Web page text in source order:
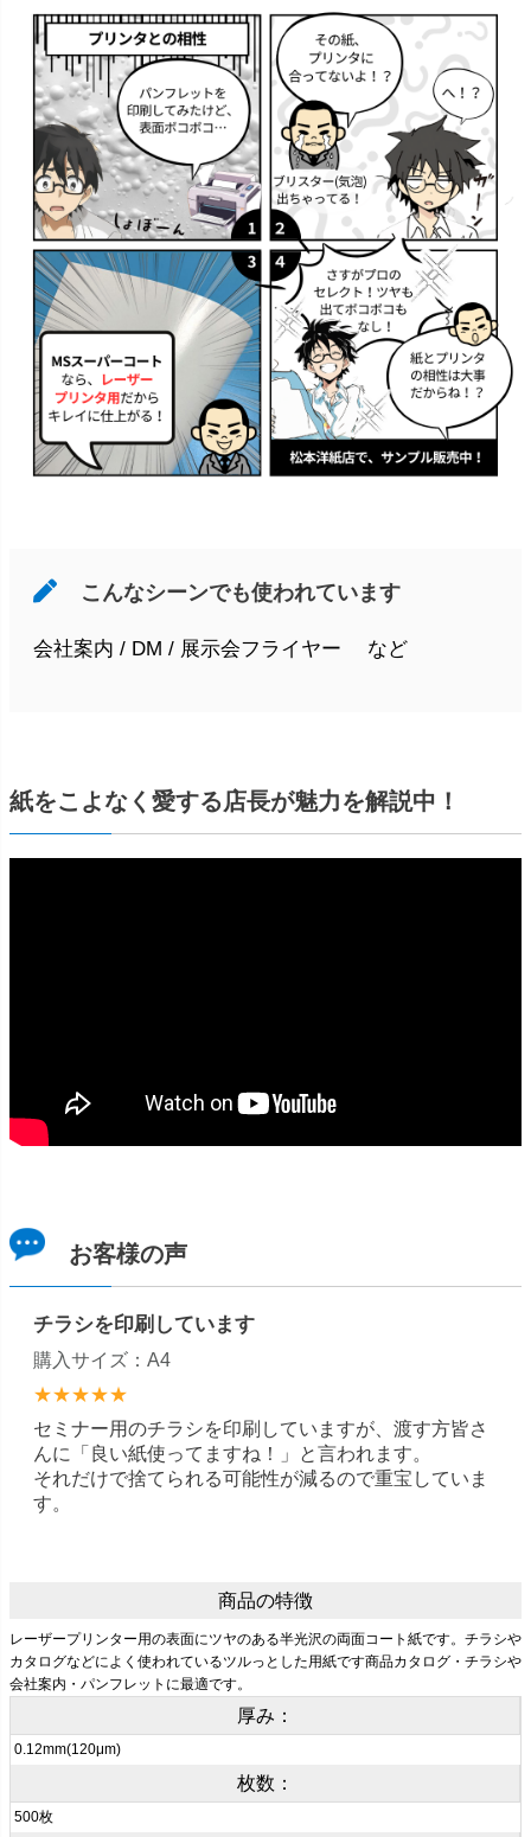
こんなシーンでも使われています
会社案内 / DM / 展示会フライヤー など
紙をこよなく愛する店長が魅力を解説中！
お客様の声
チラシを印刷しています
購入サイズ：A4
★★★★★
セミナー用のチラシを印刷していますが、渡す方皆さ
んに「良い紙使ってますね！」と言われます。
それだけで捨てられる可能性が減るので重宝していま
す。
商品の特徴
レーザープリンター用の表面にツヤのある半光沢の両面コート紙です。チラシや
カタログなどによく使われているツルっとした用紙です商品カタログ・チラシや
会社案内・パンフレットに最適です。
厚み：
0.12mm(120μm)
枚数：
500枚